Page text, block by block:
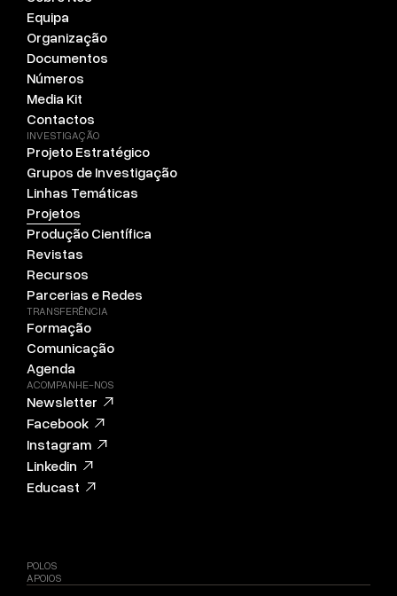
Equipa
Organização
Documentos
Números
Media Kit
Contactos
INVESTIGAÇÃO
Projeto Estratégico
Grupos de Investigação
Linhas Temáticas
Projetos
Produção Científica
Revistas
Recursos
Parcerias e Redes
TRANSFERÊNCIA
Formação
Comunicação
Agenda
ACOMPANHE-NOS
Newsletter
Facebook
Instagram
Linkedin
Educast
POLOS
APOIOS